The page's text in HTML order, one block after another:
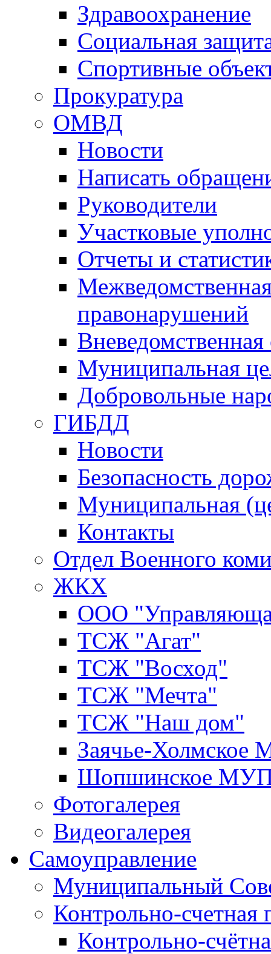
Здравоохранение
Социальная
Спортивные
Прокуратура
ОМВД
Новости
Написать
Руководители
Участковые
Отчеты и
правонарушений
Вневедомственная
Муниципальная
Добровольные
ГИБДД
Новости
Безопасность
Муниципальная
Контакты
Отдел Военного
ЖКХ
ООО
ТСЖ "Агат"
ТСЖ "Восход"
ТСЖ "Мечта"
ТСЖ "Наш дом"
Заячье-
Шопшинское
Фотогалерея
Видеогалерея
Самоуправление
Муниципальный
Контрольно-счетная
Контрольно-